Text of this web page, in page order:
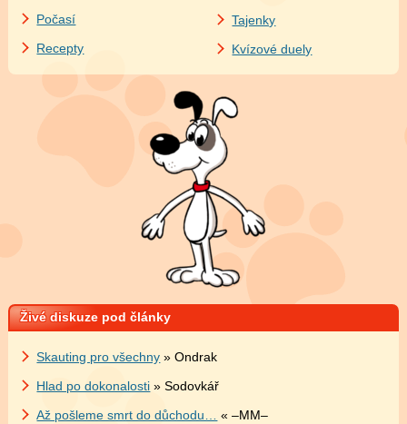
Počasí
Recepty
Tajenky
Kvízové duely
Živé diskuze pod články
Skauting pro všechny » Ondrak
Hlad po dokonalosti » Sodovkář
Až pošleme smrt do důchodu…
« –MM–